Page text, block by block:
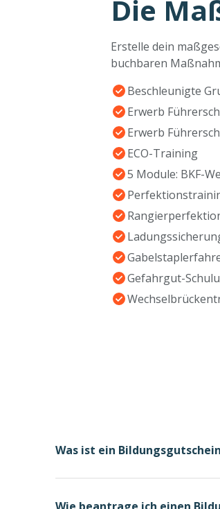
Die
Erstelle dein
buchbaren
Beschleunigte
Erwerb
Erwerb
ECO-Training
5 Module: BKF-
Gefahrgut-
Was ist ein